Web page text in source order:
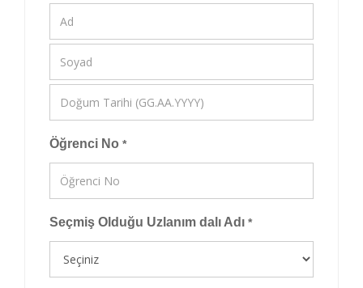
Öğrenci No *
Seçmiş Olduğu Uzlanım dalı Adı *